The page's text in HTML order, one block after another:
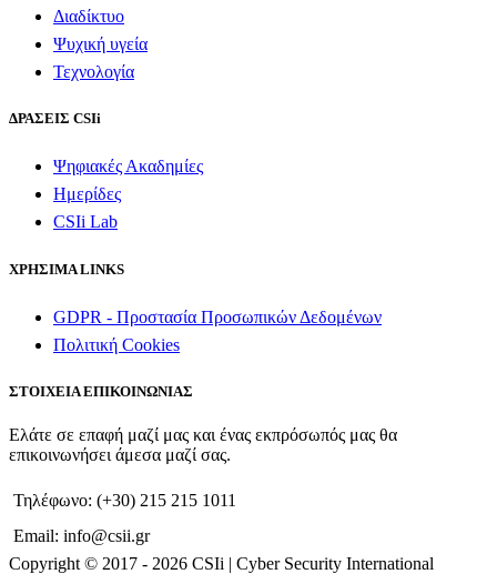
Διαδίκτυο
Ψυχική υγεία
Τεχνολογία
ΔΡΑΣΕΙΣ CSIi
Ψηφιακές Ακαδημίες
Ημερίδες
CSIi Lab
ΧΡΗΣΙΜΑ LINKS
GDPR - Προστασία Προσωπικών Δεδομένων
Πολιτική Cookies
ΣΤΟΙΧΕΙΑ ΕΠΙΚΟΙΝΩΝΙΑΣ
Ελάτε σε επαφή μαζί μας και ένας εκπρόσωπός μας θα
επικοινωνήσει άμεσα μαζί σας.
Τηλέφωνο: (+30) 215 215 1011
Email: info@csii.gr
Copyright © 2017 - 2026 CSIi | Cyber Security International